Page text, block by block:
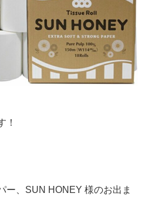
！
ー、SUN HONEY 様のお出ま